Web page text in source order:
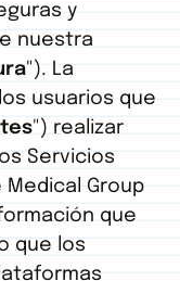
y
nuestra
"). La
usuarios que
") realizar
Servicios
Group
que
que los